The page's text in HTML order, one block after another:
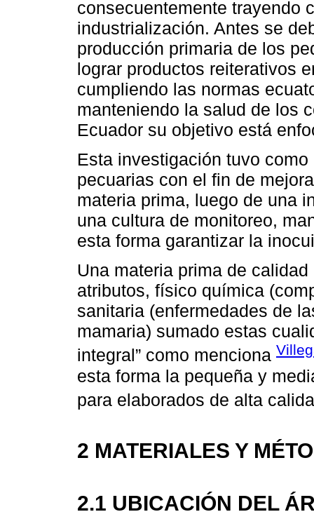
consecuentemente trayendo
industrialización. Antes se
producción primaria de los
lograr productos reiterativos
cumpliendo las normas
manteniendo la salud de los
Ecuador su objetivo está
Esta investigación tuvo
pecuarias con el fin de
materia prima, luego de una
una cultura de monitoreo,
esta forma garantizar la
Una materia prima de
atributos, físico química
sanitaria (enfermedades de
mamaria) sumado estas
integral” como menciona
esta forma la pequeña y
para elaborados de alta
2 MATERIALES Y
2.1 UBICACIÓN DEL